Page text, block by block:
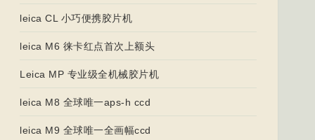
leica CL 小巧便携胶片机
leica M6 徕卡红点首次上额头
Leica MP 专业级全机械胶片机
leica M8 全球唯一aps-h ccd
leica M9 全球唯一全画幅ccd